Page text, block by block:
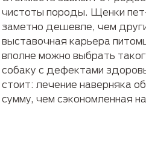
чистоты породы. Щенки
заметно дешевле, чем
выставочная карьера
вполне можно выбрать
собаку с дефектами
стоит: лечение наверняка
сумму, чем сэкономленная